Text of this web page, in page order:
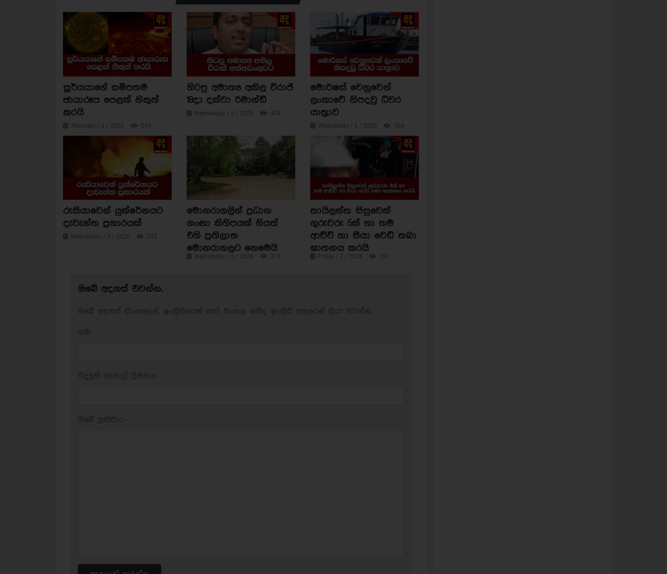
සූර්යයාගේ සමීපතම
ඡායාරූප පෙළක් නිකුත්
කරයි
Thursday / 6 / 2026 554
හිටපු අමාත්‍ය අකිල විරාජ්
18දා දක්වා රිමාන්ඩ්
Wednesday / 5 / 2026 474
මොරිෂස් වෙනුවෙන්
ලංකාවේ නිපදවූ ධීවර
යාත්‍රාව
Wednesday / 5 / 2026 366
රුසියාවෙන් යුක්රේනයට
දැවැන්ත ප්‍රහාරයක්
Wednesday / 5 / 2026 332
මොනරාගලින් ප්‍රධාන
ගංඟා කිහිපයක් ගියත්
එහි ප්‍රතිලාභ
මොනරාගලට නෙමෙයි
Wednesday / 5 / 2026 319
තායිලන්ත සිසුවෙක්
ගුරුවරු 5ක් හා තම
ආච්චි හා සීයා වෙඩි තබා
ඝාතනය කරයි
Friday / 7 / 2026 291
ඔබේ අදහස් එවන්න.